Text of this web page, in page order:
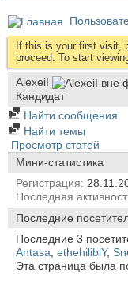
If this is your first visit,
proceed. To start
AlexeiI
Кандидат
Найти сообщения
Найти темы
Просмотр статей
Мини-статистика
Регистрация
Последняя
Последние
Последние 3
Antasa ethehiliblY,
Эта страница была